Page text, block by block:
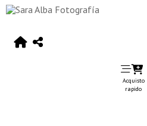
Acquisto
rapido